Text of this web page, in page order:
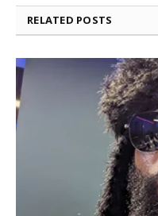
RELATED POSTS